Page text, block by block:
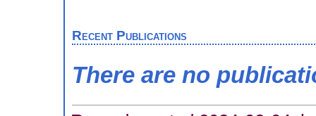
Recent Publications
There are no